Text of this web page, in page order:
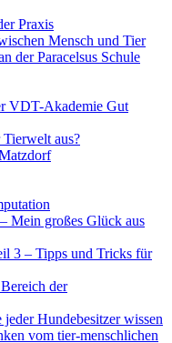
Praxis
Mensch und Tier
der Paracelsus Schule
VDT-Akademie Gut
aus?
Mein großes Glück aus
3 – Tipps und Tricks für
der
Hundebesitzer wissen
vom tier-menschlichen